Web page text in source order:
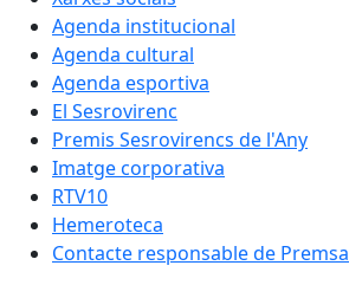
Agenda institucional
Agenda cultural
Agenda esportiva
El Sesrovirenc
Premis Sesrovirencs de l'Any
Imatge corporativa
RTV10
Hemeroteca
Contacte responsable de Premsa